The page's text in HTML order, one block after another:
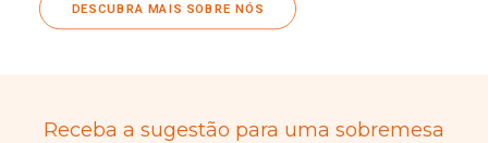
DESCUBRA MAIS SOBRE NÓS
Receba a sugestão para uma sobremesa